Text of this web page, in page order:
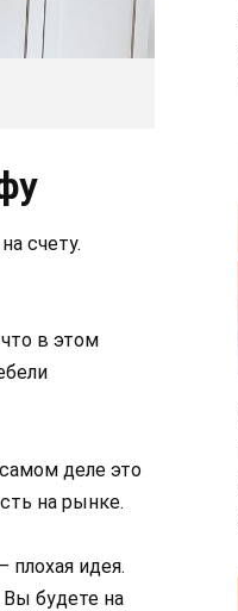
счету.
в этом
деле это
на рынке.
идея.
будете на